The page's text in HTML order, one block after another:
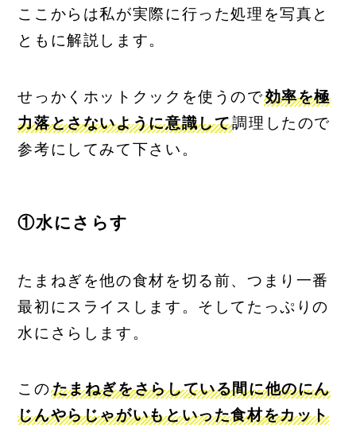
ここからは私が実際に行った処理を写真と
ともに解説します。
せっかくホットクックを使うので効率を極
力落とさないように意識して調理したので
参考にしてみて下さい。
①水にさらす
たまねぎを他の食材を切る前、つまり一番
最初にスライスします。そしてたっぷりの
水にさらします。
このたまねぎをさらしている間に他のにん
じんやらじゃがいもといった食材をカット